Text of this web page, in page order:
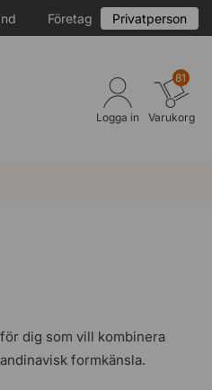
Företag Privatperson
Logga in
81
Varukorg
dig som vill kombinera
formkänsla.